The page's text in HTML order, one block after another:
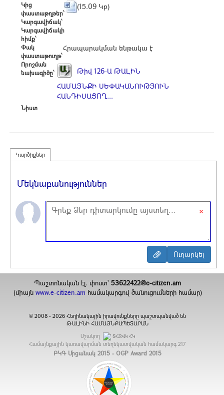
Կից
փաստաթղթեր՝
(15.09 Կբ)
Կարգավիճակ՝
Կարգավիճակի
հիմք՝
Փակ
փաստաթուղթ՝
Հրապարակման ենթակա է
Որոշման
նախագիծը՝
Թիվ 126-Ա ԹԱԼԻՆ
ՀԱՄԱՅՆՔԻ ՍԵՓԱԿԱՆՈՒԹՅՈՒՆ
ՀԱՆԴԻՍԱՑՈՂ...
Նիստ
Կարծիքներ
Մեկնաբանություններ
×
Պաշտոնական էլ. փոստ`53622422@e-citizen.am
(միայն www.e-citizen.am համակարգով ծանուցումների համար)
© 2008 -2026 Հեղինակային իրավունքները պաշտպանված են
ԹԱԼԻՆԻ ՀԱՄԱՅՆՔԱՊԵՏԱՐԱՆ
Մշակող
ՏՀԶՎԿ ՀԿ
Համայնքային կառավարման տեղեկատվական համակարգ 217
ԲԿԳ Մրցանակ 2015 - OGP Award 2015